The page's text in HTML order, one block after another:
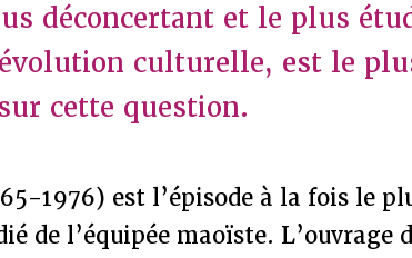
déconcertant et le plus
culturelle, est le
cette question.
1976) est l’épisode à la fois le
de l’équipée maoïste. L’ouvrage